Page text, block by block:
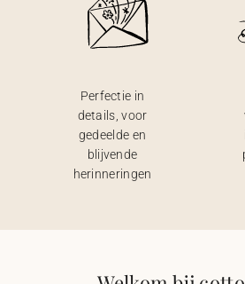
Perfectie in
details, voor
gedeelde en
blijvende
herinneringen